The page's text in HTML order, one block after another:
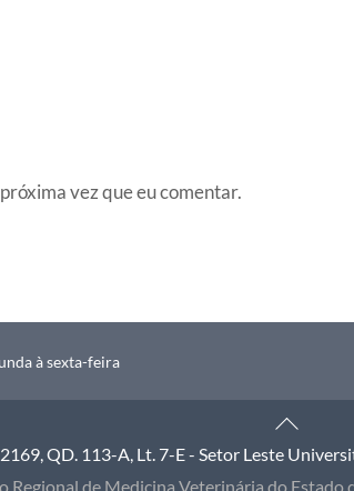
vez que eu comentar.
à sexta-feira
Back
To
Top
QD. 113-A, Lt. 7-E - Setor Leste
Regional de Medicina Veterinária do Estado